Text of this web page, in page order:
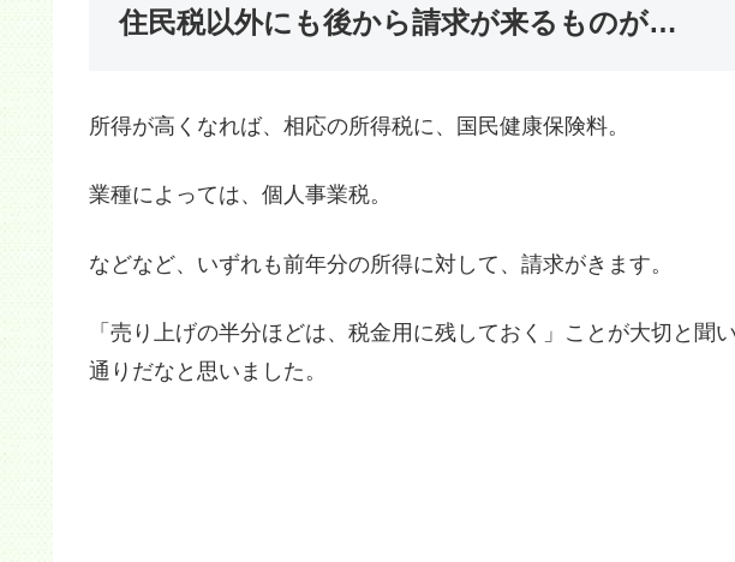
住民税以外にも後から請求が来るものが…
所得が高くなれば、相応の所得税に、国民健康保険料。
業種によっては、個人事業税。
などなど、いずれも前年分の所得に対して、請求がきます。
「売り上げの半分ほどは、税金用に残しておく」ことが大切と聞
通りだなと思いました。